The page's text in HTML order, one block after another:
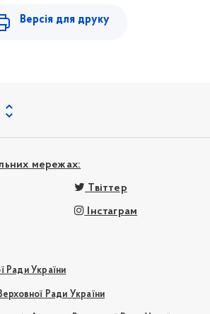
Версія для друку
мережах:
Твіттер
Інстаграм
Ради України
Ради України